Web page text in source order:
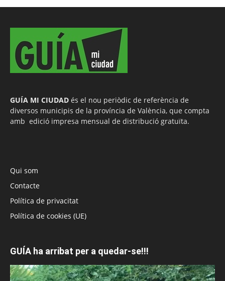
GUÍA MI CIUDAD és el nou periòdic de referència de
diversos municipis de la província de València, que compta
amb edició impresa mensual de distribució gratuïta.
Qui som
Contacte
Política de privacitat
Política de cookies (UE)
GUÍA ha arribat per a quedar-se!!!
Reproductor